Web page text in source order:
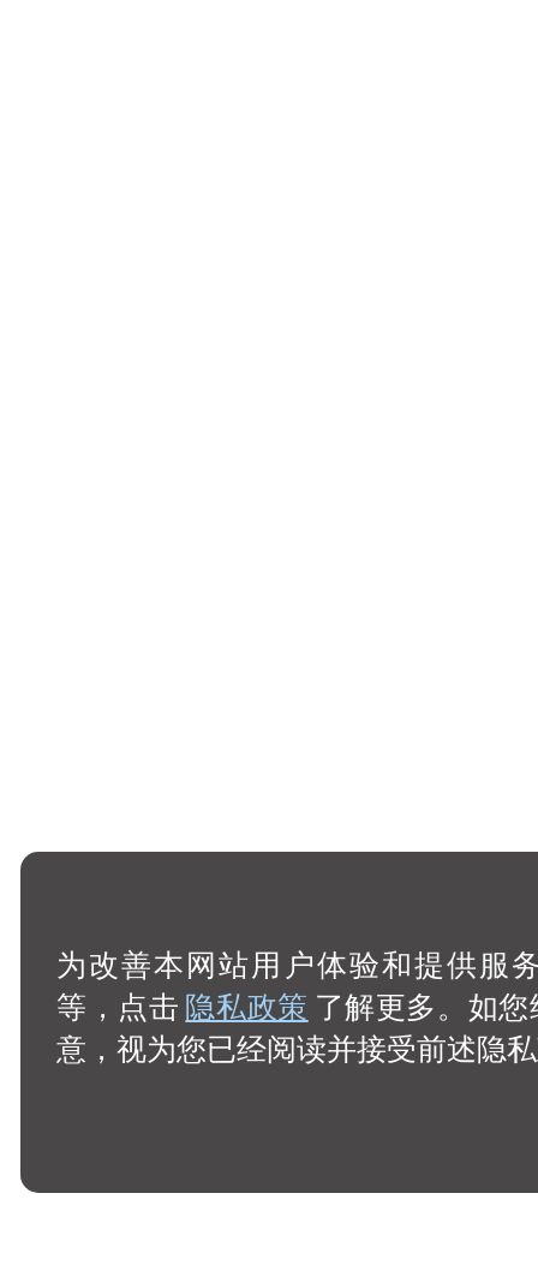
为改善本网站用户体验和提供服
等，点击隐私政策 了解更多。如
意，视为您已经阅读并接受前述隐